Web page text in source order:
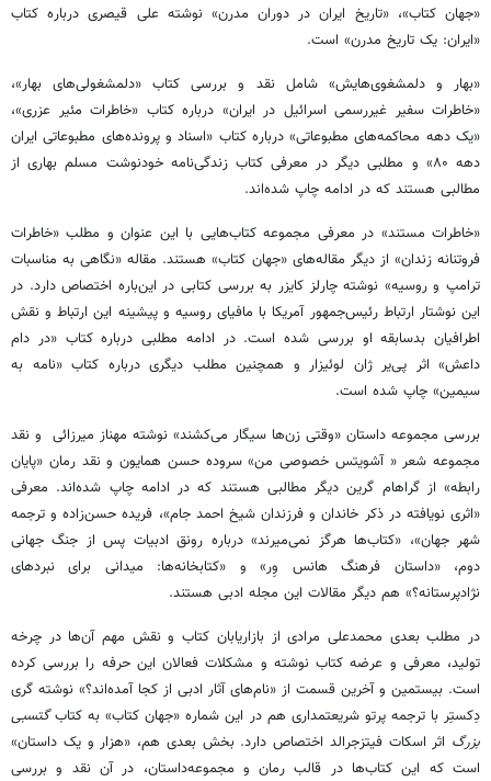
«جهان کتاب»، «تاریخ ایران در دوران مدرن» نوشته علی قیصری درباره کتاب
«ایران: یک تاریخ مدرن» است.
«بهار و دلمشغوی‌هایش» شامل نقد و بررسی کتاب «دلمشغولی‌های بهار»،
«خاطرات سفیر غیررسمی اسرائیل در ایران» درباره کتاب «خاطرات مئیر عزری»،
«یک دهه محاکمه‌های مطبوعاتی» درباره کتاب «اسناد و پرونده‌های مطبوعاتی ایران
دهه ۸۰» و مطلبی دیگر در معرفی کتاب زندگی‌نامه خودنوشت مسلم بهاری از
مطالبی هستند که در ادامه چاپ شده‌اند.
«خاطرات مستند» در معرفی مجموعه کتاب‌هایی با این عنوان و مطلب «خاطرات
فروتنانه زندان» از دیگر مقاله‌های «جهان کتاب» هستند. مقاله «نگاهی به مناسبات
ترامپ و روسیه» نوشته چارلز کایزر به بررسی کتابی در این‌باره اختصاص دارد. در
این نوشتار ارتباط رئیس‌جمهور آمریکا با مافیای روسیه و پیشینه این ارتباط و نقش
اطرافیان بدسابقه او بررسی شده است. در ادامه مطلبی درباره کتاب «در دام
داعش» اثر پی‌یر ژان لوئیزار و همچنین مطلب دیگری درباره کتاب «نامه به
سیمین» چاپ شده است.
بررسی مجموعه داستان «وقتی زن‌ها سیگار می‌کشند» نوشته مهناز میرزائی و نقد
مجموعه شعر « آشویتس خصوصی من» سروده حسن همایون و نقد رمان «پایان
رابطه» از گراهام گرین دیگر مطالبی هستند که در ادامه چاپ شده‌اند. معرفی
«اثری نویافته در ذکر خاندان و فرزندان شیخ احمد جام»‌، فریده حسن‌زاده و ترجمه
شهر جهان»، «کتاب‌ها هرگز نمی‌میرند» درباره رونق ادبیات پس از جنگ جهانی
دوم، «داستان فرهنگ هانس وِر» و «کتابخانه‌ها: میدانی برای نبردهای
نژادپرستانه؟» هم دیگر مقالات این مجله ادبی هستند.
در مطلب بعدی محمدعلی مرادی از بازاریابان کتاب و نقش مهم آن‌ها در چرخه
تولید، معرفی و عرضه کتاب نوشته و مشکلات فعالان این حرفه را بررسی کرده
است. بیستمین و آخرین قسمت از «نام‌های آثار ادبی از کجا آمده‌اند؟» نوشته گری
دِکستِر با ترجمه پرتو شریعتمداری هم در این شماره «جهان کتاب» به کتابگتسبی
بزرگ اثر اسکات فیتزجرالد اختصاص دارد. بخش بعدی هم، «هزار و یک داستان»
است که این کتاب‌ها در قالب رمان و مجموعه‌داستان، در آن نقد و بررسی